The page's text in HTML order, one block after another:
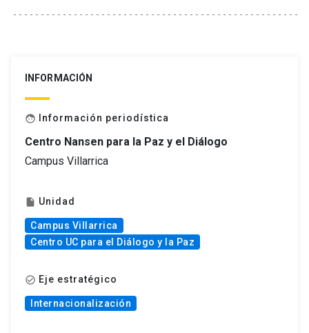
INFORMACIÓN
face Información periodística
Centro Nansen para la Paz y el Diálogo
Campus Villarrica
insert_drive_file Unidad
Campus Villarrica
Centro UC para el Diálogo y la Paz
check_circle_outline Eje estratégico
Internacionalización